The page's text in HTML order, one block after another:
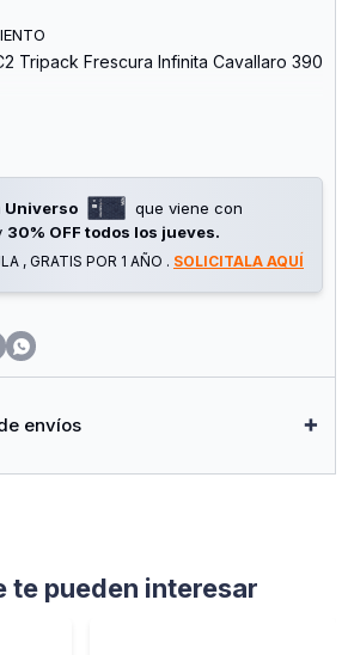
Tripack Frescura Infinita Cavallaro 390
Universo
que viene con
30% OFF todos los jueves.
, GRATIS POR 1 AÑO . SOLICITALA AQUÍ

envíos
te pueden interesar